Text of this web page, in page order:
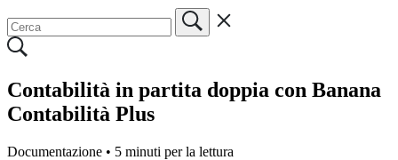
Contabilità in partita doppia con Banana
Contabilità Plus
Documentazione • 5 minuti per la lettura